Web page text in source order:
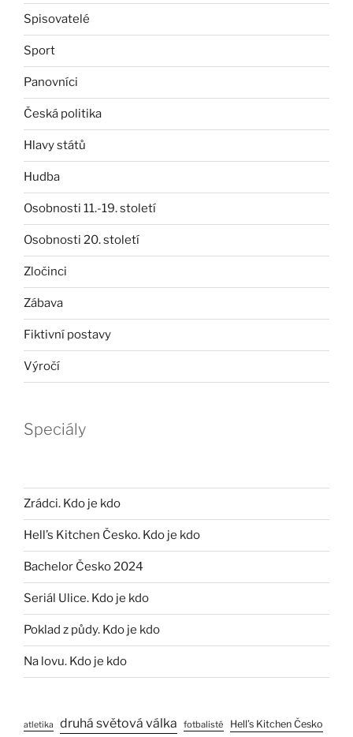
Spisovatelé
Sport
Panovníci
Česká politika
Hlavy států
Hudba
Osobnosti 11.-19. století
Osobnosti 20. století
Zločinci
Zábava
Fiktivní postavy
Výročí
Speciály
Zrádci. Kdo je kdo
Hell’s Kitchen Česko. Kdo je kdo
Bachelor Česko 2024
Seriál Ulice. Kdo je kdo
Poklad z půdy. Kdo je kdo
Na lovu. Kdo je kdo
atletika druhá světová válka fotbalisté Hell’s Kitchen Česko